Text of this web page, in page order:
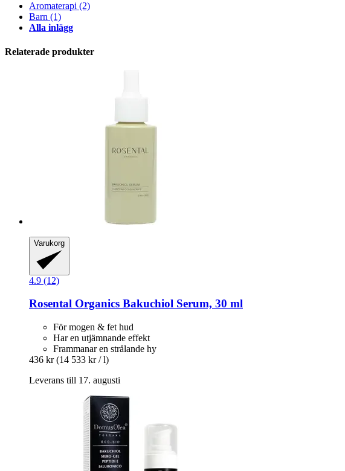
Aromaterapi (2)
Barn (1)
Alla inlägg
Relaterade produkter
Varukorg
4.9 (12)
Rosental Organics Bakuchiol Serum, 30 ml
För mogen & fet hud
Har en utjämnande effekt
Frammanar en strålande hy
436 kr (14 533 kr / l)
Leverans till 17. augusti